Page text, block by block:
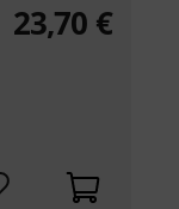
23,70 €